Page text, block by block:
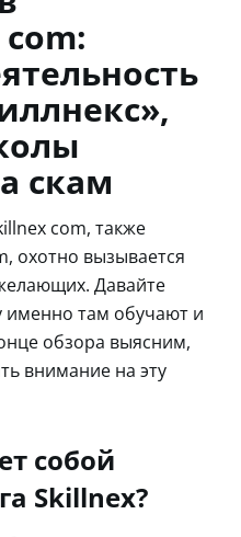
скам
com, также
охотно вызывается
Давайте
именно там обучают и
обзора выясним,
внимание на эту
собой
Skillnex?